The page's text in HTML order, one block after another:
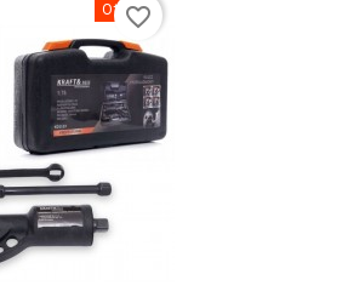
Otsas
favorite_border